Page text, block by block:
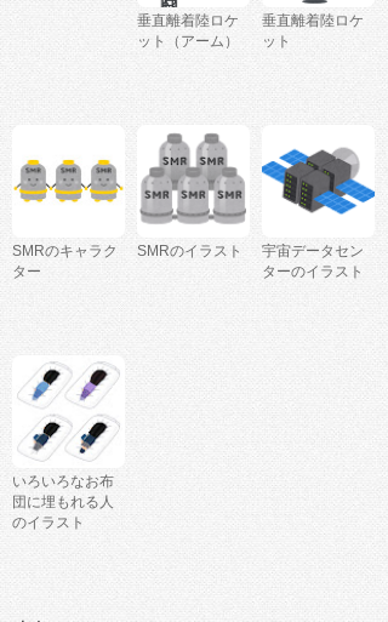
垂直離着陸ロケ
ット（アーム）
垂直離着陸ロケ
ット
SMRのキャラク
ター
SMRのイラスト
宇宙データセン
ターのイラスト
いろいろなお布
団に埋もれる人
のイラスト